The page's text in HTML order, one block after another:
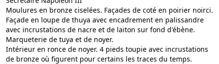
Moulures en bronze ciselées. Façades de coté en poirier noirci.
Façade en loupe de thuya avec encadrement en palissandre
avec incrustations de nacre et de laiton sur fond d'ébène.
Marqueterie de tuya et de noyer.
Intérieur en ronce de noyer. 4 pieds toupie avec incrustations
de bronze où figurent pour certains les traces du temps.